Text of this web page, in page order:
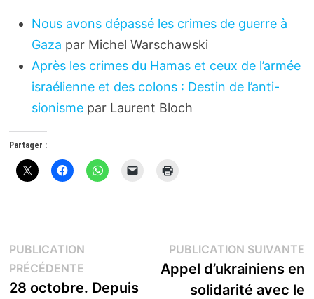
Nous avons dépassé les crimes de guerre à
Gaza par Michel Warschawski
Après les crimes du Hamas et ceux de l’armée
israélienne et des colons : Destin de l’anti-
sionismepar Laurent Bloch
Partager :
Navigation
de
PUBLICATION
PRÉCÉDENTEPublication
précédente :
28 octobre. Depuis
PUBLICATION SUIVANTE
Appel d’ukrainiens en
solidarité avec le